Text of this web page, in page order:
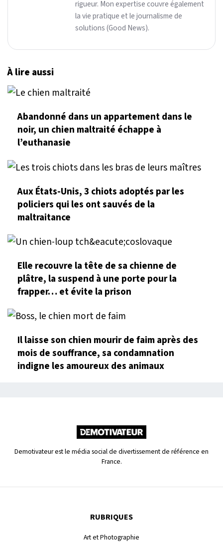
rigueur. Mon expertise couvre également
la vie pratique et le journalisme de
solutions (Good News).
À lire aussi
Abandonné dans un appartement dans le
noir, un chien maltraité échappe à
l’euthanasie
Aux États-Unis, 3 chiots adoptés par les
policiers qui les ont sauvés de la
maltraitance
Elle recouvre la tête de sa chienne de
plâtre, la suspend à une porte pour la
frapper… et évite la prison
Il laisse son chien mourir de faim après des
mois de souffrance, sa condamnation
indigne les amoureux des animaux
Demotivateur est le média social de divertissement de référence en
France.
RUBRIQUES
Art et Photographie